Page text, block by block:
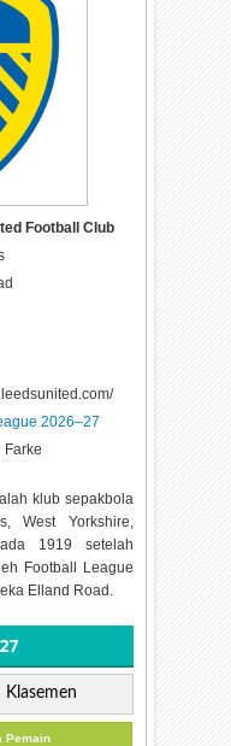
Football Club
2026–27
Farke
klub sepakbola
West Yorkshire,
1919 setelah
Football League
Elland Road.
Klasemen
Pemain